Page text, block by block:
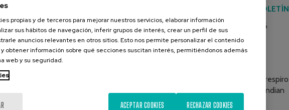
ÚLTIMO BOLETÍN
Junio 2026
Programa respiro
Atzegi Mendian
propias y de terceros para mejorar nuestros servicios, elaborar información
sus hábitos de navegación, inferir grupos de interés, crear un perfil de sus
anuncios relevantes en otros sitios. Esto nos permite personalizar el contenido
obtener información sobre qué secciones suscitan interés, permitiéndonos además
web y su seguridad.
RECHAZAR COOKIES
ACEPTAR COOKIES